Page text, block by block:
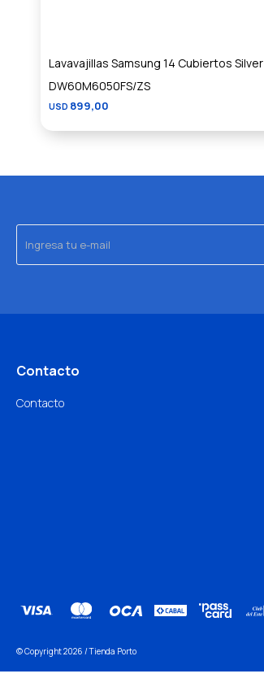
Lavavajillas Samsung 14 Cubiertos Silver
DW60M6050FS/ZS
USD 899,00
Contacto
Contacto
© Copyright 2026 / Tienda Porto